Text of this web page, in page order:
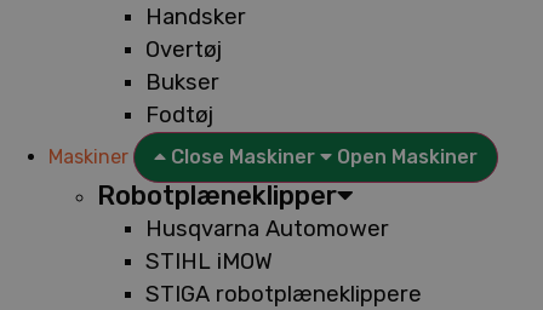
Handsker
Overtøj
Bukser
Fodtøj
Maskiner Close Maskiner Open Maskiner
Robotplæneklipper
Husqvarna Automower
STIHL iMOW
STIGA robotplæneklippere